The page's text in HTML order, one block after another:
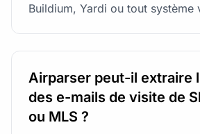
Buildium, Yardi ou tout système
Airparser peut-il extraire
des e-mails de visite de
ou MLS ?